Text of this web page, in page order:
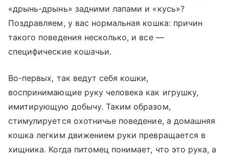
«дрынь-дрынь» задними лапами и «кусь»?
Поздравляем, у вас нормальная кошка: причин
такого поведения несколько, и все —
специфические кошачьи.
Во-первых, так ведут себя кошки,
воспринимающие руку человека как игрушку,
имитирующую добычу. Таким образом,
стимулируется охотничье поведение, а домашняя
кошка легким движением руки превращается в
хищника. Когда питомец понимает, что это рука, а